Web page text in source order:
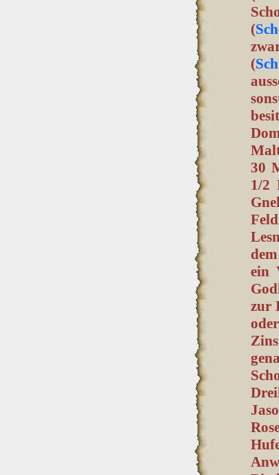
(
(
30
1/2
ein
zur